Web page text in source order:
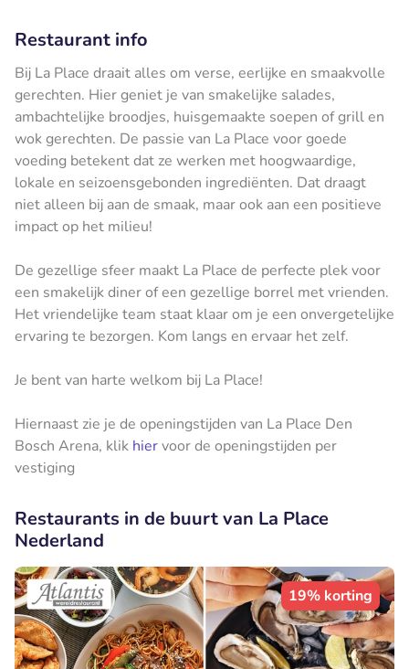
Restaurant info
Bij La Place draait alles om verse, eerlijke en smaakvolle
gerechten. Hier geniet je van smakelijke salades,
ambachtelijke broodjes, huisgemaakte soepen of grill en
wok gerechten. De passie van La Place voor goede
voeding betekent dat ze werken met hoogwaardige,
lokale en seizoensgebonden ingrediënten. Dat draagt
niet alleen bij aan de smaak, maar ook aan een positieve
impact op het milieu!
De gezellige sfeer maakt La Place de perfecte plek voor
een smakelijk diner of een gezellige borrel met vrienden.
Het vriendelijke team staat klaar om je een onvergetelijke
ervaring te bezorgen. Kom langs en ervaar het zelf.
Je bent van harte welkom bij La Place!
Hiernaast zie je de openingstijden van La Place Den
Bosch Arena, klik hiervoor de openingstijden per
vestiging
Restaurants in de buurt van La Place
Nederland
19% korting